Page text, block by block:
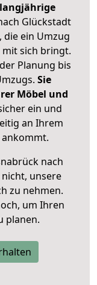
langjährige
Glückstadt
ein Umzug
sich bringt.
Planung bis
Sie
Möbel und
ein und
an Ihrem
nach
unsere
zu nehmen.
um Ihren
planen.